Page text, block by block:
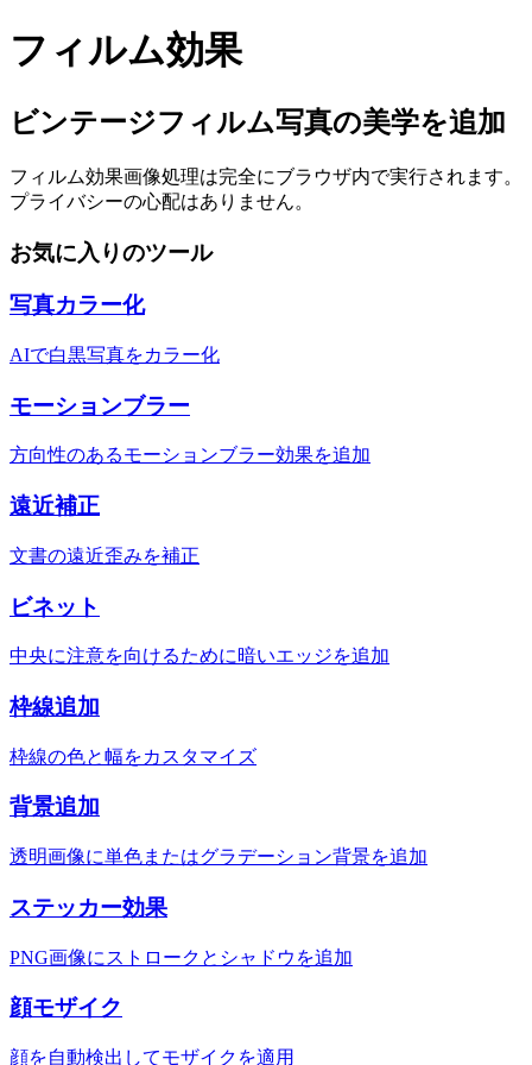
フィルム効果
ビンテージフィルム写真の美学を追加
フィルム効果画像処理は完全にブラウザ内で実行されます。
プライバシーの心配はありません。
お気に入りのツール
写真カラー化
AIで白黒写真をカラー化
モーションブラー
方向性のあるモーションブラー効果を追加
遠近補正
文書の遠近歪みを補正
ビネット
中央に注意を向けるために暗いエッジを追加
枠線追加
枠線の色と幅をカスタマイズ
背景追加
透明画像に単色またはグラデーション背景を追加
ステッカー効果
PNG画像にストロークとシャドウを追加
顔モザイク
顔を自動検出してモザイクを適用